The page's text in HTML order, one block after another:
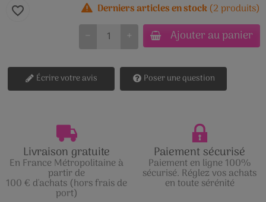
Derniers articles en stock(2 produits)
+
− Ajouter au panier
favorite_border
Écrire votre avis Poser une question
Livraison gratuite
En France Métropolitaine à
partir de
100 € d'achats (hors frais de
port)
Paiement sécurisé
Paiement en ligne 100%
sécurisé. Réglez vos achats
en toute sérénité